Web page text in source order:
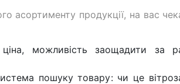
асортименту продукції, на вас
ціна, можливість заощадити за
пошуку товару: чи це